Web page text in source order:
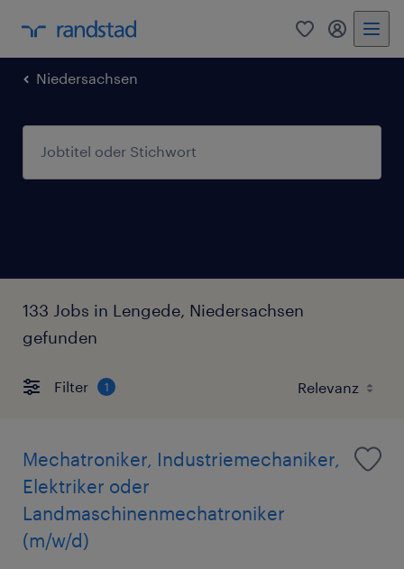
0 Mein
Niedersachsen
133 Jobs in Lengede, Niedersachsen
gefunden
Filter 1
Mechatroniker, Industriemechaniker,
Elektriker oder
Landmaschinenmechatroniker
(m/w/d)